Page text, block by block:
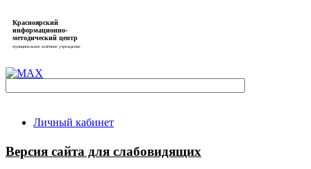
Красноярский
информационно-
методический центр
муниципальное казённое учреждение
Личный кабинет
Версия сайта для слабовидящих